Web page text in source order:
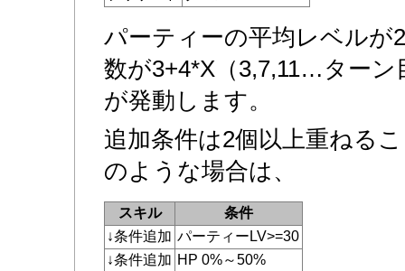
パーティーの平均レベルが
数が3+4*X（3,7,11…ター
が発動します。
追加条件は2個以上重ねる
のような場合は、
スキル
条件
↓条件追加 パーティーLV>=30
↓条件追加 HP 0%～50%